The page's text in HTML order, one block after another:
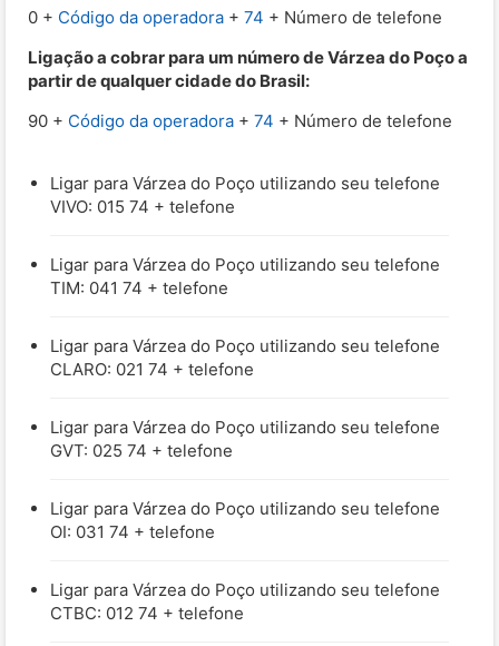
0 + Código da operadora + 74 + Número de telefone
Ligação a cobrar para um número de Várzea do Poço a
partir de qualquer cidade do Brasil:
90 + Código da operadora + 74 + Número de telefone
Ligar para Várzea do Poço utilizando seu telefone
VIVO: 015 74 + telefone
Ligar para Várzea do Poço utilizando seu telefone
TIM: 041 74 + telefone
Ligar para Várzea do Poço utilizando seu telefone
CLARO: 021 74 + telefone
Ligar para Várzea do Poço utilizando seu telefone
GVT: 025 74 + telefone
Ligar para Várzea do Poço utilizando seu telefone
OI: 031 74 + telefone
Ligar para Várzea do Poço utilizando seu telefone
CTBC: 012 74 + telefone